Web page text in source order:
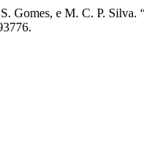
Gomes, e M. C. P.